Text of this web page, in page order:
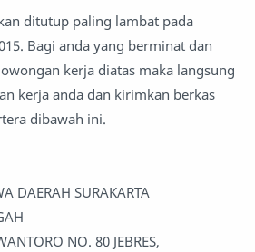
ditutup paling lambat pada
Bagi anda yang berminat dan
kerja diatas maka langsung
kerja anda dan kirimkan berkas
dibawah ini.
DAERAH SURAKARTA
NO. 80 JEBRES,